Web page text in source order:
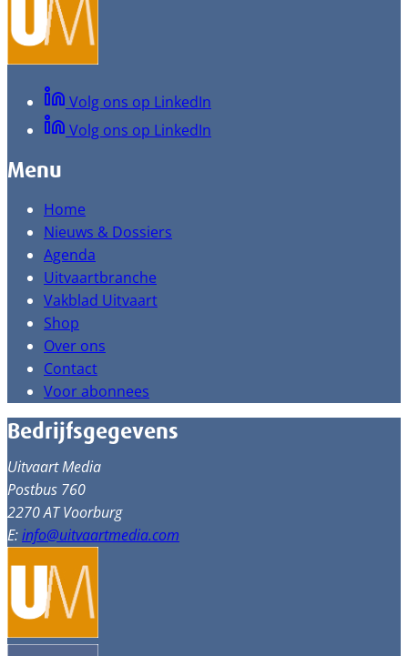
Volg ons op LinkedIn
Volg ons op LinkedIn
Menu
Home
Nieuws & Dossiers
Agenda
Uitvaartbranche
Vakblad Uitvaart
Shop
Over ons
Contact
Voor abonnees
Bedrijfsgegevens
Uitvaart Media
Postbus 760
2270 AT Voorburg
E:info@uitvaartmedia.com